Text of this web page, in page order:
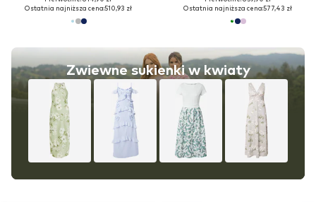
Ostatnia najniższa cena:510,93 zł
Zwiewne sukienki w kwiaty
Ostatnia najniższa cena:577,43 zł